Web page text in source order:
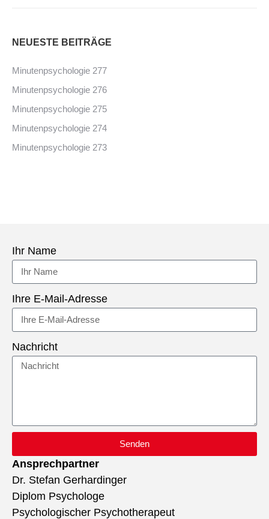
NEUESTE BEITRÄGE
Minutenpsychologie 277
Minutenpsychologie 276
Minutenpsychologie 275
Minutenpsychologie 274
Minutenpsychologie 273
Ihr Name
Ihre E-Mail-Adresse
Nachricht
Senden
Ansprechpartner
Dr. Stefan Gerhardinger
Diplom Psychologe
Psychologischer Psychotherapeut